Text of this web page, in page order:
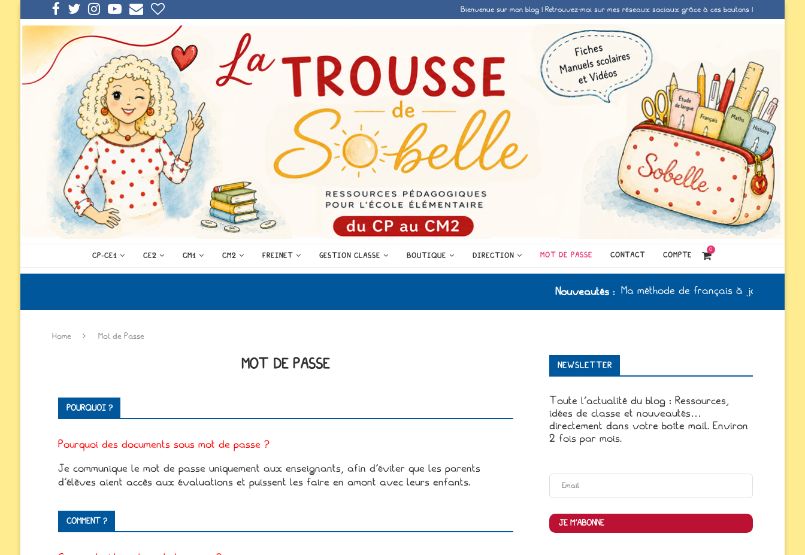
Bienvenue sur mon blog ! Retrouvez-moi sur mes réseaux sociaux grâce à ces boutons !
CP-CE1 CE2 CM1 CM2 FREINET GESTION CLASSE BOUTIQUE DIRECTION MOT DE PASSE CONTACT COMPTE
0
Nouveautés: Ma méthode de français à jour /
Home Mot de Passe
MOT DE PASSE
POURQUOI ?
Pourquoi des documents sous mot de passe ?
Je communique le mot de passe uniquement aux enseignants, afin d’éviter que les parents
d’élèves aient accès aux évaluations et puissent les faire en amont avec leurs enfants.
COMMENT ?
NEWSLETTER
Toute l'actualité du blog : Ressources,
idées de classe et nouveautés…
directement dans votre boîte mail. Environ
2 fois par mois.
JE M'ABONNE